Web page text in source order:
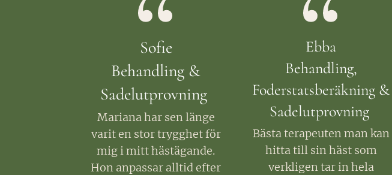
Sofie
Behandling &
Sadelutprovning
Mariana har sen länge
varit en stor trygghet för
mig i mitt hästägande.
Hon anpassar alltid efter
Ebba
Behandling,
Foderstatsberäkning &
Sadelutprovning
Bästa terapeuten man kan
hitta till sin häst som
verkligen tar in hela